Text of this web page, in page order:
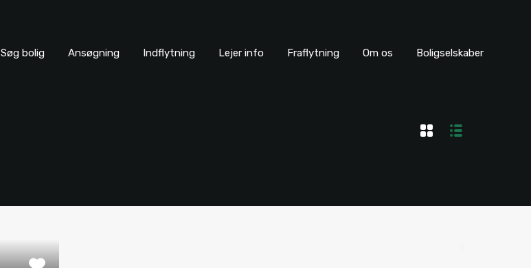
Søg bolig Ansøgning Indflytning Lejer info Fraflytning Om os Boligselskaber